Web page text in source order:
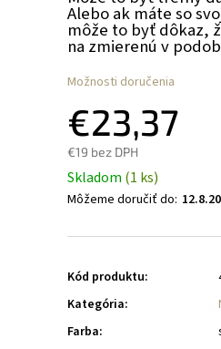
€23,37
€19 bez DPH
Skladom (1 ks)
Môžeme doručiť do:
Možnosti doručenia
Alebo ak máte so
môže to byť dôkaz,
na zmierenú v
Kód produktu:
Kategória:
Farba: